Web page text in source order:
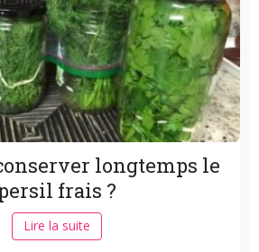
longtemps le
frais ?
Lire la suite